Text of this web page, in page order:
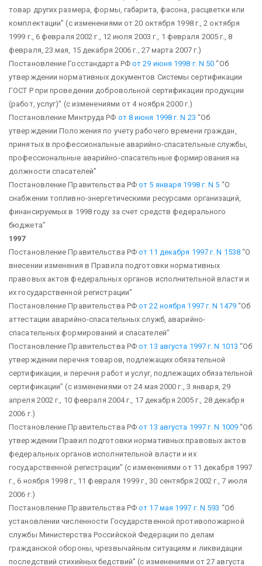
товар других размера, формы, габарита, фасона, расцветки или
комплектации” (с изменениями от 20 октября 1998 г., 2 октября
1999 г., 6 февраля 2002 г., 12 июля 2003 г., 1 февраля 2005 г., 8
февраля, 23 мая, 15 декабря 2006 г., 27 марта 2007 г.)
Постановление Госстандарта РФ от 29 июня 1998 г. N 50 “Об
утверждении нормативных документов Системы сертификации
ГОСТ Р при проведении добровольной сертификации продукции
(работ, услуг)” (с изменениями от 4 ноября 2000 г.)
Постановление Минтруда РФ от 8 июня 1998 г. N 23 “Об
утверждении Положения по учету рабочего времени граждан,
принятых в профессиональные аварийно-спасательные службы,
профессиональные аварийно-спасательные формирования на
должности спасателей”
Постановление Правительства РФот 5 января 1998 г. N 5 “О
снабжении топливно-энергетическими ресурсами организаций,
финансируемых в 1998 году за счет средств федерального
бюджета”
1997
Постановление Правительства РФот 11 декабря 1997 г. N 1538“О
внесении изменения в Правила подготовки нормативных
правовых актов федеральных органов исполнительной власти и
их государственной регистрации”
Постановление Правительства РФот 22 ноября 1997 г. N 1479“Об
аттестации аварийно-спасательных служб, аварийно-
спасательных формирований и спасателей”
Постановление Правительства РФот 13 августа 1997 г. N 1013 “Об
утверждении перечня товаров, подлежащих обязательной
сертификации, и перечня работ и услуг, подлежащих обязательной
сертификации” (с изменениями от 24 мая 2000 г., 3 января, 29
апреля 2002 г., 10 февраля 2004 г., 17 декабря 2005 г., 28 декабря
2006 г.)
Постановление Правительства РФот 13 августа 1997 г. N 1009“Об
утверждении Правил подготовки нормативных правовых актов
федеральных органов исполнительной власти и их
государственной регистрации” (с изменениями от 11 декабря 1997
г., 6 ноября 1998 г., 11 февраля 1999 г., 30 сентября 2002 г., 7 июля
2006 г.)
Постановление Правительства РФот 17 мая 1997 г. N 593 “Об
установлении численности Государственной противопожарной
службы Министерства Российской Федерации по делам
гражданской обороны, чрезвычайным ситуациям и ликвидации
последствий стихийных бедствий” (с изменениями от 27 августа